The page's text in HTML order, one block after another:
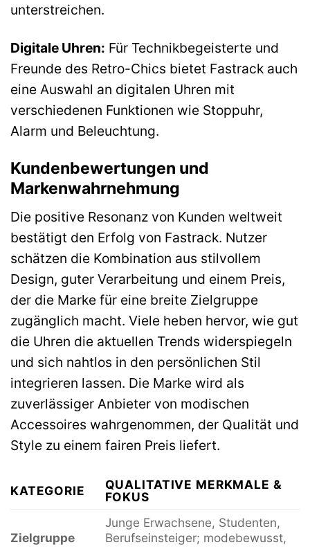
unterstreichen.
Digitale Uhren: Für Technikbegeisterte und
Freunde des Retro-Chics bietet Fastrack auch
eine Auswahl an digitalen Uhren mit
verschiedenen Funktionen wie Stoppuhr,
Alarm und Beleuchtung.
Kundenbewertungen und
Markenwahrnehmung
Die positive Resonanz von Kunden weltweit
bestätigt den Erfolg von Fastrack. Nutzer
schätzen die Kombination aus stilvollem
Design, guter Verarbeitung und einem Preis,
der die Marke für eine breite Zielgruppe
zugänglich macht. Viele heben hervor, wie gut
die Uhren die aktuellen Trends widerspiegeln
und sich nahtlos in den persönlichen Stil
integrieren lassen. Die Marke wird als
zuverlässiger Anbieter von modischen
Accessoires wahrgenommen, der Qualität und
Style zu einem fairen Preis liefert.
KATEGORIE
QUALITATIVE MERKMALE &
FOKUS
Zielgruppe
Junge Erwachsene, Studenten,
Berufseinsteiger; modebewusst,